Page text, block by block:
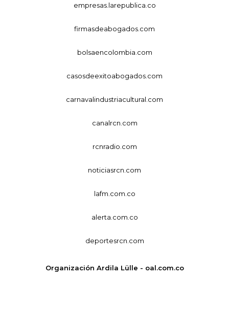
empresas.larepublica.co
firmasdeabogados.com
bolsaencolombia.com
casosdeexitoabogados.com
carnavalindustriacultural.com
canalrcn.com
rcnradio.com
noticiasrcn.com
lafm.com.co
alerta.com.co
deportesrcn.com
Organización Ardila Lülle - oal.com.co